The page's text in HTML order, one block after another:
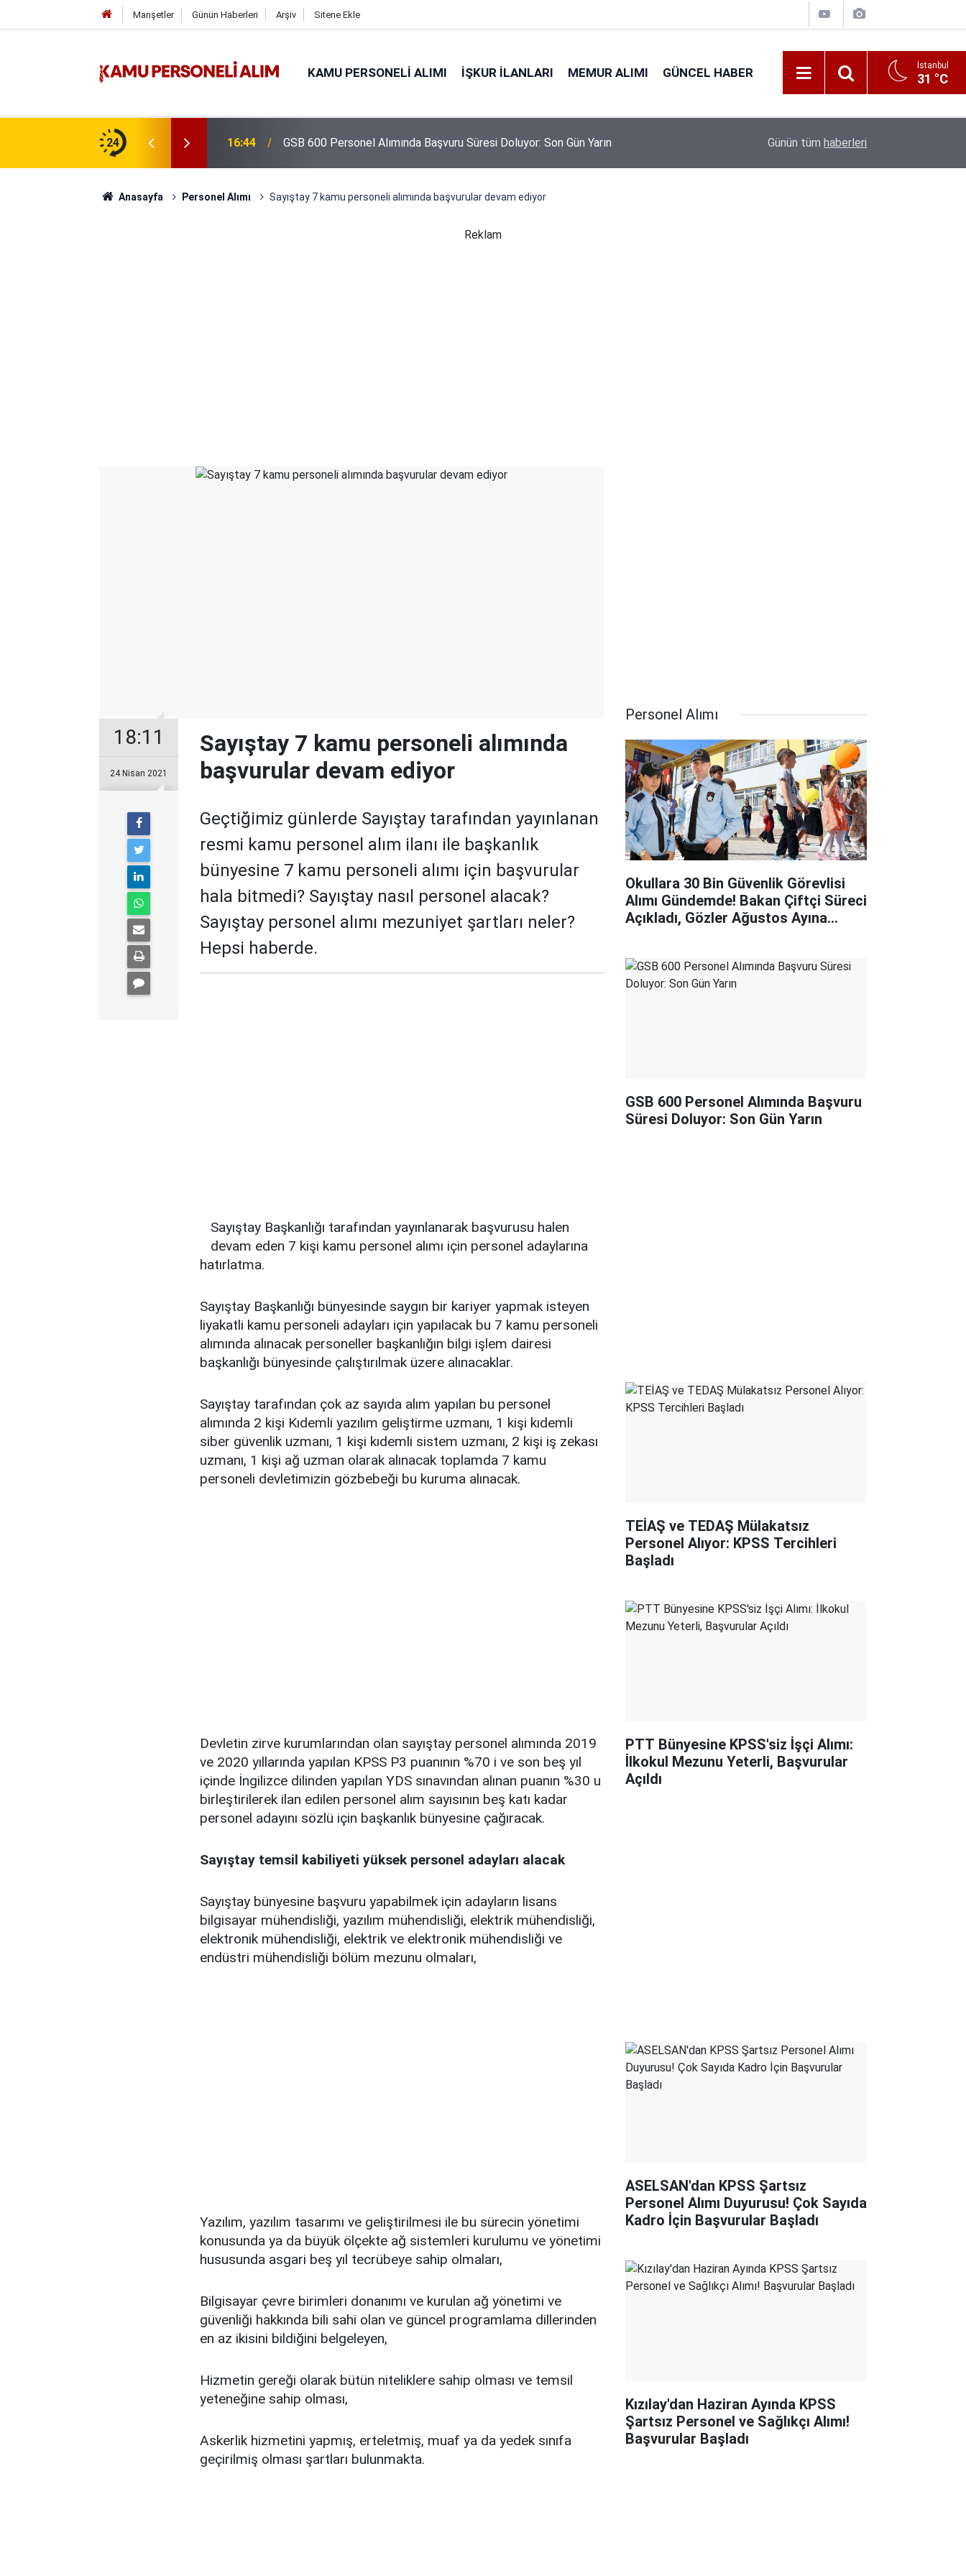
Manşetler Günün Haberleri Arşiv Sitene Ekle
KAMU PERSONELI ALIMI İŞKUR İLANLARI MEMUR ALIMI GÜNCEL HABER İstanbul
31 °C
24
Gündemde! Bakan Çiftçi Süreci
16:44 GSB 600 Personel Alımında Başvuru Süresi Doluyor: Son Gün Yarın Kıyı Emniyeti Genel Müdürlüğü 26 İşçi Alımı
Günün tüm haberleri
Anasayfa Personel Alımı Sayıştay 7 kamu personeli alımında başvurular devam ediyor
Reklam
18:11
24 Nisan 2021
Sayıştay 7 kamu personeli alımında
başvurular devam ediyor
Geçtiğimiz günlerde Sayıştay tarafından yayınlanan
resmi kamu personel alım ilanı ile başkanlık
bünyesine 7 kamu personeli alımı için başvurular
hala bitmedi? Sayıştay nasıl personel alacak?
Sayıştay personel alımı mezuniyet şartları neler?
Hepsi haberde.
Sayıştay Başkanlığı tarafından yayınlanarak başvurusu halen
devam eden 7 kişi kamu personel alımı için personel adaylarına
hatırlatma.
Sayıştay Başkanlığı bünyesinde saygın bir kariyer yapmak isteyen
liyakatli kamu personeli adayları için yapılacak bu 7 kamu personeli
alımında alınacak personeller başkanlığın bilgi işlem dairesi
başkanlığı bünyesinde çalıştırılmak üzere alınacaklar.
Sayıştay tarafından çok az sayıda alım yapılan bu personel
alımında 2 kişi Kıdemli yazılım geliştirme uzmanı, 1 kişi kıdemli
siber güvenlik uzmanı, 1 kişi kıdemli sistem uzmanı, 2 kişi iş zekası
uzmanı, 1 kişi ağ uzman olarak alınacak toplamda 7 kamu
personeli devletimizin gözbebeği bu kuruma alınacak.
Devletin zirve kurumlarından olan sayıştay personel alımında 2019
ve 2020 yıllarında yapılan KPSS P3 puanının %70 i ve son beş yıl
içinde İngilizce dilinden yapılan YDS sınavından alınan puanın %30 u
birleştirilerek ilan edilen personel alım sayısının beş katı kadar
personel adayını sözlü için başkanlık bünyesine çağıracak.
Sayıştay temsil kabiliyeti yüksek personel adayları alacak
Sayıştay bünyesine başvuru yapabilmek için adayların lisans
bilgisayar mühendisliği, yazılım mühendisliği, elektrik mühendisliği,
elektronik mühendisliği, elektrik ve elektronik mühendisliği ve
endüstri mühendisliği bölüm mezunu olmaları,
Yazılım, yazılım tasarımı ve geliştirilmesi ile bu sürecin yönetimi
konusunda ya da büyük ölçekte ağ sistemleri kurulumu ve yönetimi
hususunda asgari beş yıl tecrübeye sahip olmaları,
Bilgisayar çevre birimleri donanımı ve kurulan ağ yönetimi ve
güvenliği hakkında bili sahi olan ve güncel programlama dillerinden
en az ikisini bildiğini belgeleyen,
Hizmetin gereği olarak bütün niteliklere sahip olması ve temsil
yeteneğine sahip olması,
Askerlik hizmetini yapmış, erteletmiş, muaf ya da yedek sınıfa
geçirilmiş olması şartları bulunmakta.
Personel Alımı
Okullara 30 Bin Güvenlik Görevlisi
Alımı Gündemde! Bakan Çiftçi Süreci
Açıkladı, Gözler Ağustos Ayına
GSB 600 Personel Alımında Başvuru
Süresi Doluyor: Son Gün Yarın
TEİAŞ ve TEDAŞ Mülakatsız
Personel Alıyor: KPSS Tercihleri
Başladı
PTT Bünyesine KPSS'siz İşçi Alımı:
İlkokul Mezunu Yeterli, Başvurular
Açıldı
ASELSAN'dan KPSS Şartsız
Personel Alımı Duyurusu! Çok Sayıda
Kadro İçin Başvurular Başladı
Kızılay'dan Haziran Ayında KPSS
Şartsız Personel ve Sağlıkçı Alımı!
Başvurular Başladı